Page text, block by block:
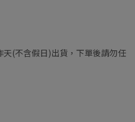
(不含假日)出貨，下單後請勿任